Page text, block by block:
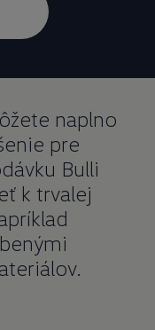
naplno
pre
Bulli
k trvalej